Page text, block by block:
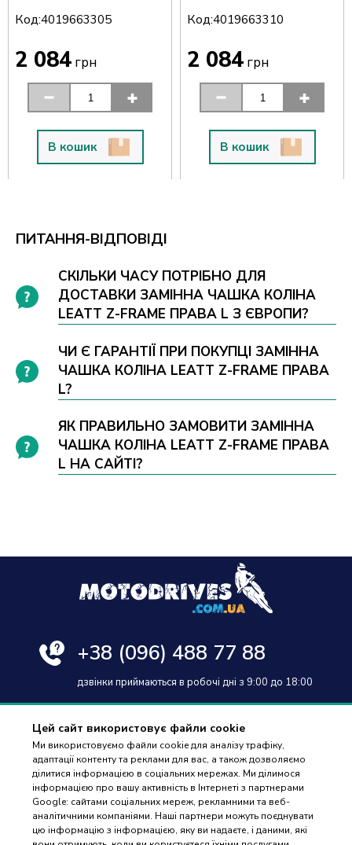
Цей сайт використовує файли cookie
Ми використовуємо файли cookie для аналізу трафіку,
адаптації контенту та реклами для вас, а також дозволяємо
ділитися інформацією в соціальних мережах. Ми ділимося
інформацією про вашу активність в Інтернеті з партнерами
Google: сайтами соціальних мереж, рекламними та веб-
аналітичними компаніями. Наші партнери можуть поєднувати
цю інформацію з інформацією, яку ви надаєте, і даними, які
Код:4019663305
2 084 грн
В кошик
Код:4019663310
2 084 грн
В кошик
ПИТАННЯ-ВІДПОВІДІ
СКІЛЬКИ ЧАСУ ПОТРІБНО ДЛЯ
ДОСТАВКИ ЗАМІННА ЧАШКА КОЛІНА
LEATT Z-FRAME ПРАВА L З ЄВРОПИ?
ЧИ Є ГАРАНТІЇ ПРИ ПОКУПЦІ ЗАМІННА
ЧАШКА КОЛІНА LEATT Z-FRAME ПРАВА
L?
ЯК ПРАВИЛЬНО ЗАМОВИТИ ЗАМІННА
ЧАШКА КОЛІНА LEATT Z-FRAME ПРАВА
L НА САЙТІ?
+38 (096) 488 77 88
дзвінки приймаються в робочі дні з 9:00 до 18:00
Оплата та доставка
Гарантія і повернення
Контакти